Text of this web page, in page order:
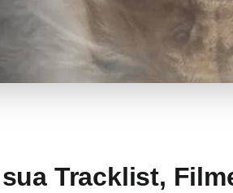
Tracklist,